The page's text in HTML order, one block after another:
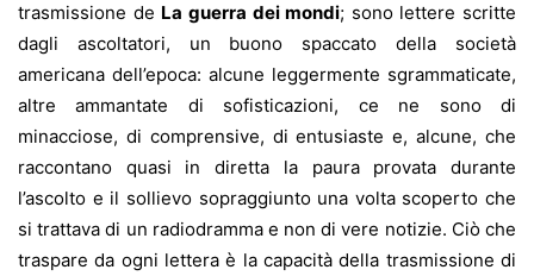
trasmissione de La guerra dei mondi; sono lettere scritte
dagli ascoltatori, un buono spaccato della società
americana dell’epoca: alcune leggermente sgrammaticate,
altre ammantate di sofisticazioni, ce ne sono di
minacciose, di comprensive, di entusiaste e, alcune, che
raccontano quasi in diretta la paura provata durante
l’ascolto e il sollievo sopraggiunto una volta scoperto che
si trattava di un radiodramma e non di vere notizie. Ciò che
traspare da ogni lettera è la capacità della trasmissione di